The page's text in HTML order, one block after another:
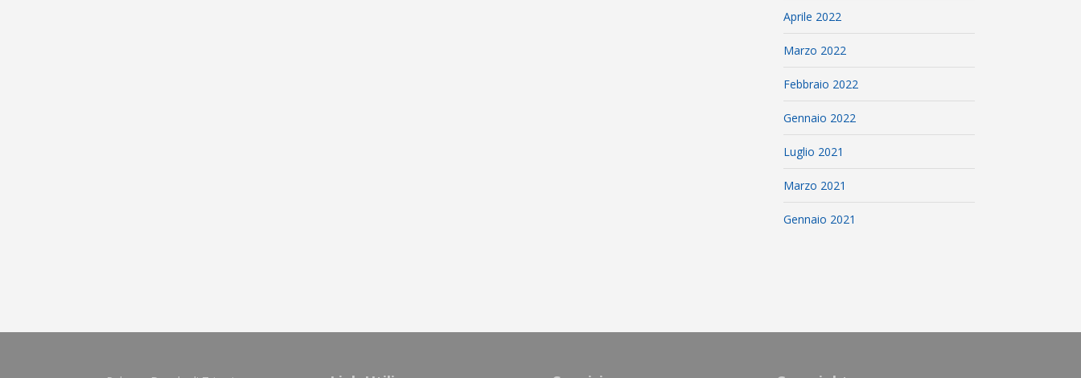
Aprile 2022
Marzo 2022
Febbraio 2022
Gennaio 2022
Luglio 2021
Marzo 2021
Gennaio 2021